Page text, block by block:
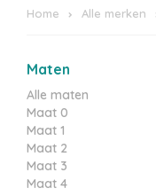
Home Alle merken
Maten
Alle maten
Maat 0
Maat 1
Maat 2
Maat 3
Maat 4